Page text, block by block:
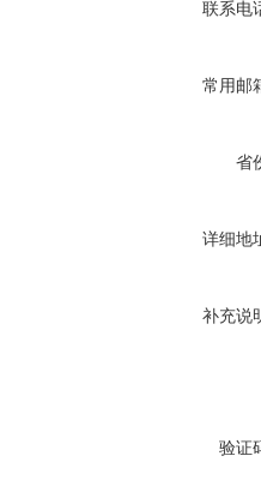
联系电
常用邮
省
详细地
补充说
验证